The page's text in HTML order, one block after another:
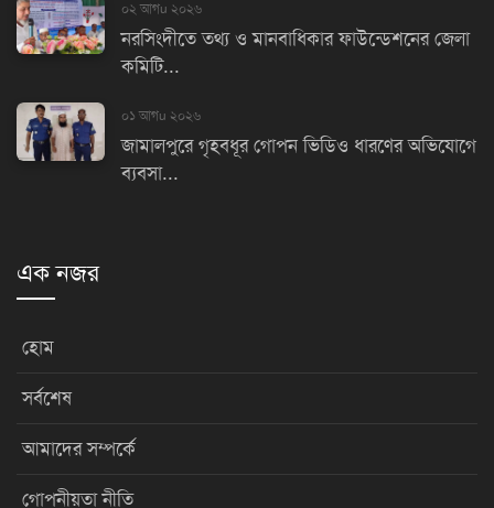
০২ আগu ২০২৬
নরসিংদীতে তথ্য ও মানবাধিকার ফাউন্ডেশনের জেলা
কমিটি...
০১ আগu ২০২৬
জামালপুরে গৃহবধূর গোপন ভিডিও ধারণের অভিযোগে
ব্যবসা...
এক নজর
হোম
সর্বশেষ
আমাদের সম্পর্কে
গোপনীয়তা নীতি